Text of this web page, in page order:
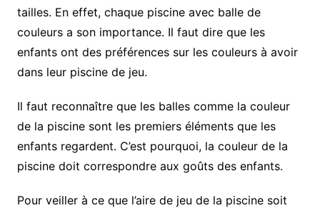
tailles. En effet, chaque piscine avec balle de
couleurs a son importance. Il faut dire que les
enfants ont des préférences sur les couleurs à avoir
dans leur piscine de jeu.
Il faut reconnaître que les balles comme la couleur
de la piscine sont les premiers éléments que les
enfants regardent. C’est pourquoi, la couleur de la
piscine doit correspondre aux goûts des enfants.
Pour veiller à ce que l’aire de jeu de la piscine soit